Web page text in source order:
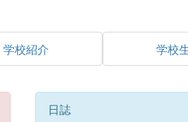
学校紹介 学校
日誌